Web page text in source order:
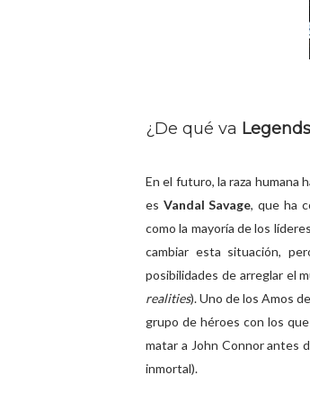
¿De qué va
En el futuro, la raza humana
es Vandal Savage, que ha
como la mayoría de los
cambiar esta situación,
posibilidades de arreglar el
realities). Uno de los Amos
grupo de héroes con los
matar a John Connor antes
inmortal).